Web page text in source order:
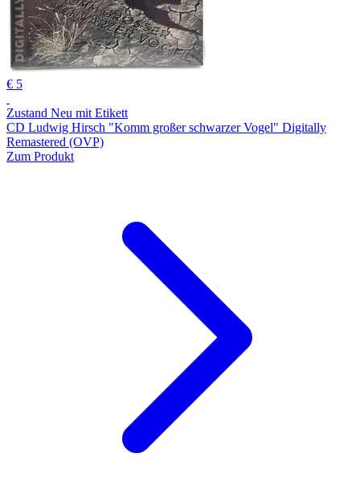
€ 5
Zustand Neu mit Etikett
CD Ludwig Hirsch "Komm großer schwarzer Vogel" Digitally
Remastered (OVP)
Zum Produkt